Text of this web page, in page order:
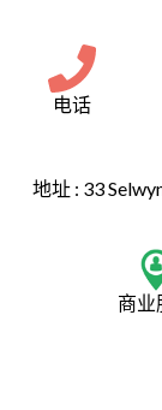
电话
地址 : 33
商业